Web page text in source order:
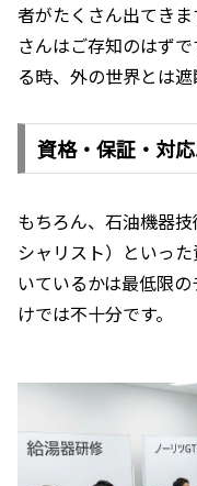
者がたくさん出てき
さんはご存知のはず
る時、外の世界とは遮
資格・保証・対
もちろん、石油機器
シャリスト）といっ
いているかは最低限
けでは不十分です。